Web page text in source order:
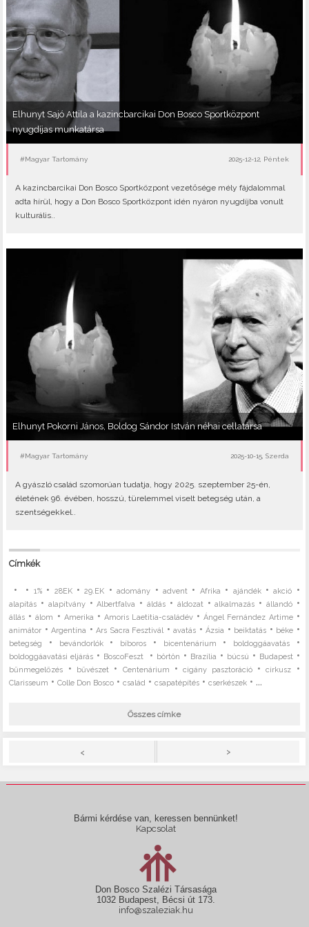
Elhunyt Sajó Attila a kazincbarcikai Don Bosco Sportközpont
nyugdíjas munkatársa
#Magyar Tartomány 2025-12-12, Péntek
A kazincbarcikai Don Bosco Sportközpont vezetősége mély fájdalommal
adta hírül, hogy a Don Bosco Sportközpont idén nyáron nyugdíjba vonult
kulturális..
Elhunyt Pokorni János, Boldog Sándor István néhai cellatársa
#Magyar Tartomány 2025-10-15, Szerda
A gyászló család szomorúan tudatja, hogy 2025. szeptember 25-én,
életének 96. évében, hosszú, türelemmel viselt betegség után, a
szentségekkel..
Címkék
• • 1%• 28EK•29.EK •adomány •advent • Afrika • ajándék•akció •
alapítás • alapítvány•Albertfalva •áldás • áldozat•alkalmazás • állandó•
állás •álom • Amerika • Amoris Laetitia-családév •Ángel Fernández Artime•
animátor •Argentína •Ars Sacra Fesztivál •avatás •Ázsia • beiktatás • béke •
betegség • bevándorlók• bíboros • bicentenárium • boldoggáavatás•
boldoggáavatási eljárás • BoscoFeszt • börtön • Brazília • búcsú • Budapest•
bűnmegelőzés • bűvészet• Centenárium •cigány pasztoráció•cirkusz •
Clarisseum •Colle Don Bosco •család •csapatépítés •cserkészek • ...
Összes címke
< >
Bármi kérdése van, keressen bennünket!
Kapcsolat
Don Bosco Szalézi Társasága
1032 Budapest, Bécsi út 173.
info@szaleziak.hu